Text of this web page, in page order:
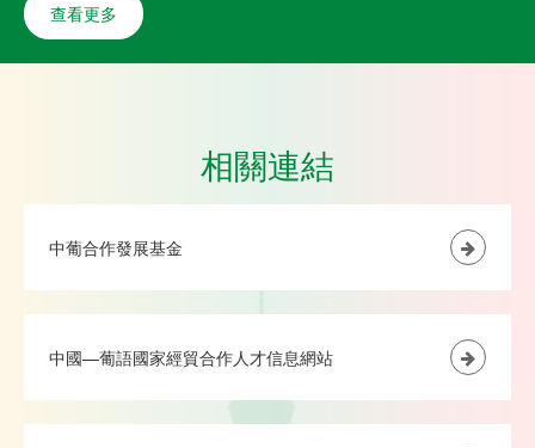
查看更多
相關連結
中葡合作發展基金
中國—葡語國家經貿合作人才信息網站